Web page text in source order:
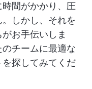
間がかかり、圧
しかし、それを
お手伝いしま
チームに最適な
探してみてくだ